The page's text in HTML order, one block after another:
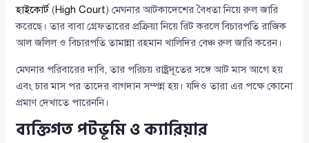
হাইকোর্ট (High Court) মেঘনার আটকাদেশের বৈধতা নিয়ে রুল জারি
করেছে। তার বাবা গ্রেফতারের প্রক্রিয়া নিয়ে রিট করলে বিচারপতি রাজিক
আল জলিল ও বিচারপতি তামান্না রহমান খালিদির বেঞ্চ রুল জারি করেন।
মেঘনার পরিবারের দাবি, তার পরিচয় রাষ্ট্রদূতের সঙ্গে আট মাস আগে হয়
এবং চার মাস পর তাদের বাগদান সম্পন্ন হয়। যদিও তারা এর পক্ষে কোনো
প্রমাণ দেখাতে পারেননি।
ব্যক্তিগত পটভূমি ও ক্যারিয়ার